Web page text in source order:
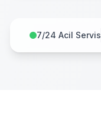
7/24 Acil Servis